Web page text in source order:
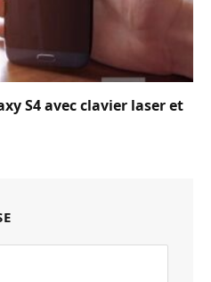
S4 avec clavier laser et